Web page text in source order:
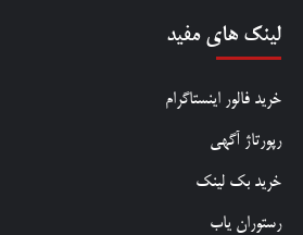
لینک های مفید
خرید فالور اینستاگرام
رپورتاژ آگهی
خرید بک لینک
رستوران یاب